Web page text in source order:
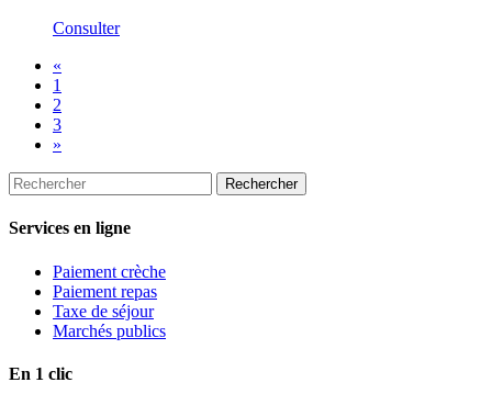
Consulter
«
1
2
3
»
Services en ligne
Paiement crèche
Paiement repas
Taxe de séjour
Marchés publics
En 1 clic